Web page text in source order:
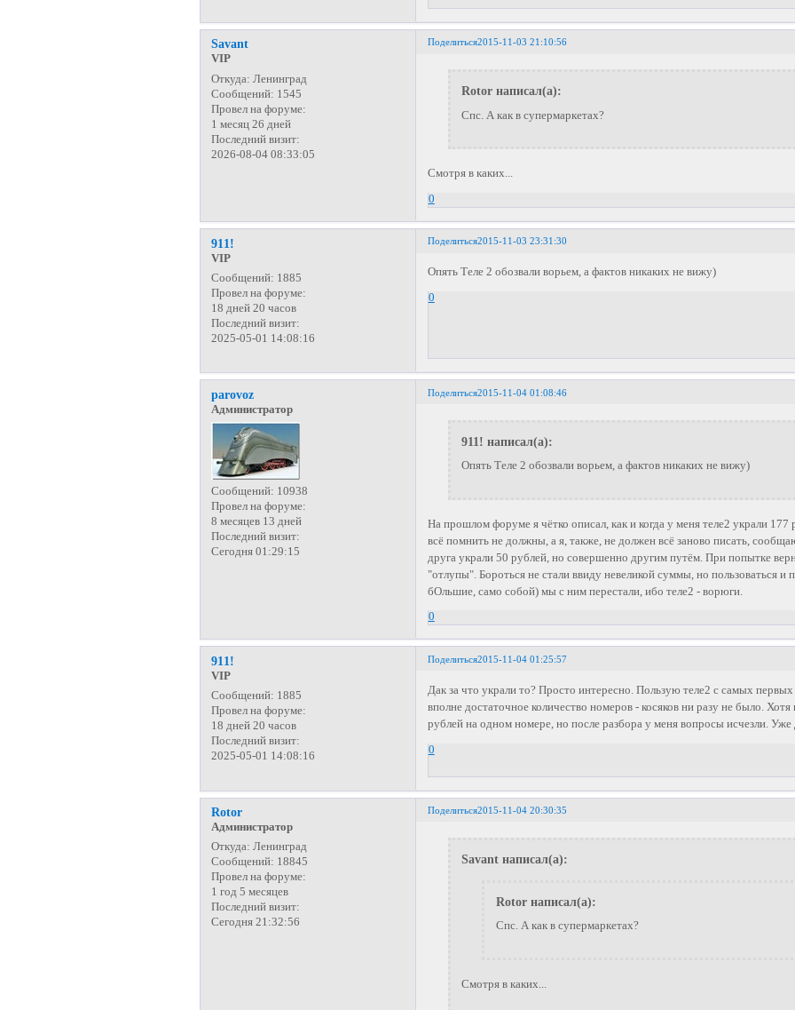
Поделиться2015-11-03 21:10:56
Savant
VIP
Откуда: Ленинград
Сообщений: 1545
Провел на форуме:
1 месяц 26 дней
Последний визит:
2026-08-04 08:33:05
Rotor написал(а):
Спс. А как в супермаркетах?
Смотря в каких...
0
Поделиться2015-11-03 23:31:30
911!
VIP
Сообщений: 1885
Провел на форуме:
18 дней 20 часов
Последний визит:
2025-05-01 14:08:16
Опять Теле 2 обозвали ворьем, а фактов никаких не вижу)
0
Поделиться2015-11-04 01:08:46
parovoz
Администратор
Сообщений: 10938
Провел на форуме:
8 месяцев 13 дней
Последний визит:
Сегодня 01:29:15
911! написал(а):
Опять Теле 2 обозвали ворьем, а фактов никаких не вижу)
На прошлом форуме я чётко описал, как и когда у меня теле2 украли
всё помнить не должны, а я, также, не должен всё заново писать,
друга украли 50 рублей, но совершенно другим путём. При попытке
"отлупы". Бороться не стали ввиду невеликой суммы, но пользоваться и
бОльшие, само собой) мы с ним перестали, ибо теле2 - ворюги.
0
Поделиться2015-11-04 01:25:57
911!
VIP
Сообщений: 1885
Провел на форуме:
18 дней 20 часов
Последний визит:
2025-05-01 14:08:16
Дак за что украли то? Просто интересно. Пользую теле2 с самых
вполне достаточное количество номеров - косяков ни разу не было. Хотя
рублей на одном номере, но после разбора у меня вопросы исчезли.
0
Поделиться2015-11-04 20:30:35
Rotor
Администратор
Откуда: Ленинград
Сообщений: 18845
Провел на форуме:
1 год 5 месяцев
Последний визит:
Сегодня 21:32:56
Savant написал(а):
Rotor написал(а):
Спс. А как в супермаркетах?
Смотря в каких...